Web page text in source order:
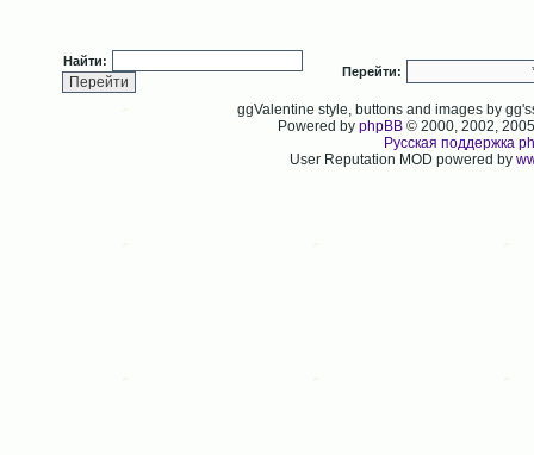
Найти:
Перейти:
ggValentine style, buttons and images by
Powered byphpBB © 2000, 2002,
Русская поддержка
User Reputation MOD powered by